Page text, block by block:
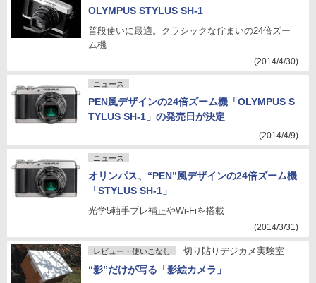
OLYMPUS STYLUS SH-1
普段使いに最適。クラシックな佇まいの24倍ズー
ム機
(2014/4/30)
ニュース
PEN風デザインの24倍ズーム機「OLYMPUS S
TYLUS SH-1」の発売日が決定
(2014/4/9)
ニュース
オリンパス、“PEN”風デザインの24倍ズーム機
「STYLUS SH-1」
光学5軸手ブレ補正やWi-Fiを搭載
(2014/3/31)
レビュー・使いこなし 切り貼りデジカメ実験室
“影”だけが写る「影絵カメラ」